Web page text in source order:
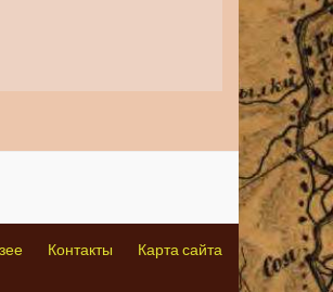
Контакты Карта сайта